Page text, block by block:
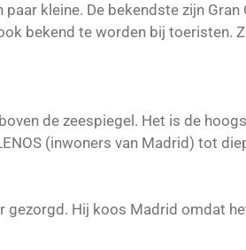
kleine. De bekendste zijn Gran
bekend te worden bij toeristen.
de zeespiegel. Het is de
(inwoners van Madrid) tot
gezorgd. Hij koos Madrid omdat